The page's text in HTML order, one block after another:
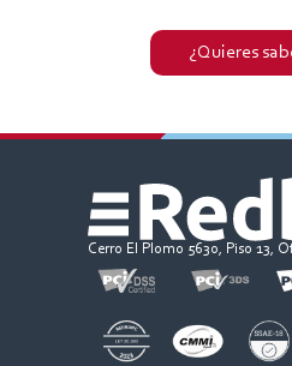
¿Quieres
Cerro El Plomo 5630, Piso 13,